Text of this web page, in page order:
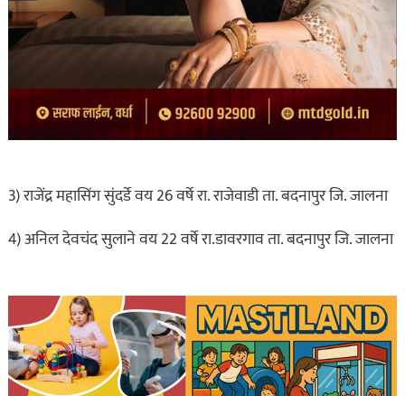
3) राजेंद्र महासिंग सुंदर्डे वय 26 वर्षे रा. राजेवाडी ता. बदनापुर जि. जालना
4) अनिल देवचंद सुलाने वय 22 वर्षे रा.डावरगाव ता. बदनापुर जि. जालना